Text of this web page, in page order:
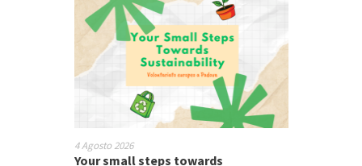
4 Agosto 2026
Your small steps towards